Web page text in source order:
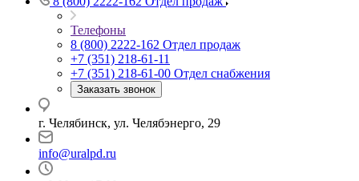
Телефоны
8 (800) 2222-162 Отдел продаж
+7 (351) 218-61-11
+7 (351) 218-61-00 Отдел снабжения
Заказать звонок
г. Челябинск, ул. Челябэнерго, 29
info@uralpd.ru